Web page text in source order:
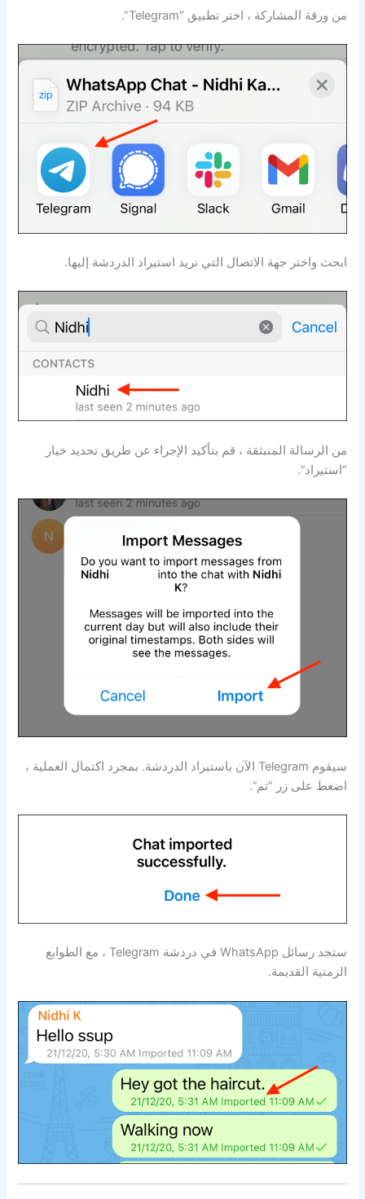
من ورقة المشاركة ، اختر تطبيق “Telegram”.
ابحث واختر جهة الاتصال التي تريد استيراد الدردشة إليها.
من الرسالة المنبثقة ، قم بتأكيد الإجراء عن طريق تحديد خيار
“استيراد”.
سيقوم Telegram الآن باستيراد الدردشة. بمجرد اكتمال العملية ،
اضغط على زر “تم”.
ستجد رسائل WhatsApp في دردشة Telegram ، مع الطوابع
الزمنية القديمة.